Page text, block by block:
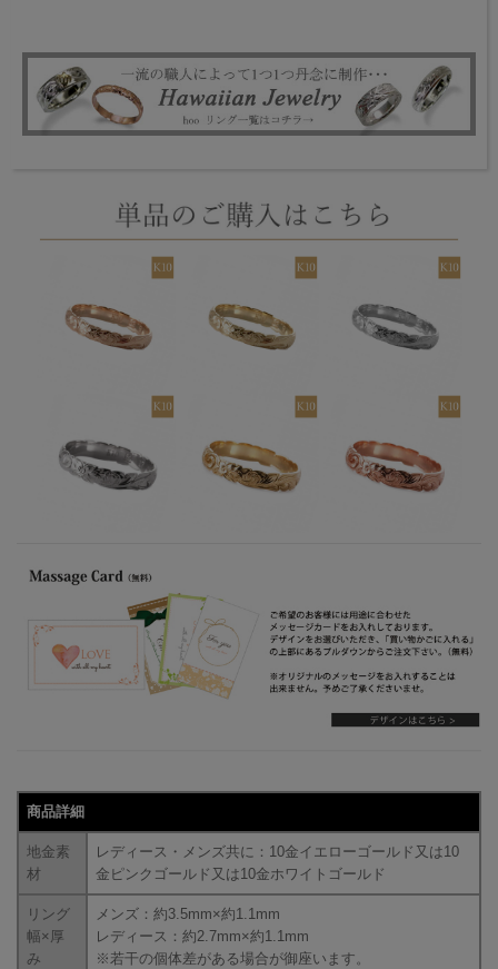
商品詳細
地金素
材
レディース・メンズ共に：10金イエローゴールド又は10
金ピンクゴールド又は10金ホワイトゴールド
リング
幅×厚
み
メンズ：約3.5mm×約1.1mm
レディース：約2.7mm×約1.1mm
※若干の個体差がある場合が御座います。